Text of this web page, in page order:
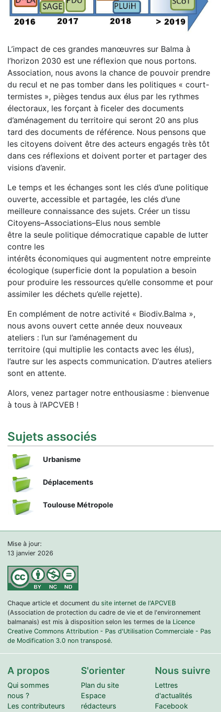
L’impact de ces grandes manœuvres sur Balma à
l’horizon 2030 est une réflexion que nous portons.
Association, nous avons la chance de pouvoir prendre
du recul et ne pas tomber dans les politiques « court-
termistes », pièges tendus aux élus par les rythmes
électoraux, les forçant à ficeler des documents
d’aménagement du territoire qui seront 20 ans plus
tard des documents de référence. Nous pensons que
les citoyens doivent être des acteurs engagés très tôt
dans ces réflexions et doivent porter et partager des
visions d’avenir.
Le temps et les échanges sont les clés d’une politique
ouverte, accessible et partagée, les clés d’une
meilleure connaissance des sujets. Créer un tissu
Citoyens–Associations–Elus nous semble
être la seule politique démocratique capable de lutter
contre les
intérêts économiques qui augmentent notre empreinte
écologique (superficie dont la population a besoin
pour produire les ressources qu’elle consomme et pour
assimiler les déchets qu’elle rejette).
En complément de notre activité « Biodiv.Balma »,
nous avons ouvert cette année deux nouveaux
ateliers : l’un sur l’aménagement du
territoire (qui multiplie les contacts avec les élus),
l’autre sur les aspects communication. D‘autres ateliers
sont en attente.
Alors, venez partager notre enthousiasme : bienvenue
à tous à l’APCVEB !
Sujets associés
Urbanisme
Déplacements
Toulouse Métropole
Mise à jour:
13 janvier 2026
Chaque article et document du site internet de l'APCVEB
(Association de protection du cadre de vie et de l'environnement
balmanais) est mis à disposition selon les termes de la Licence
Creative Commons Attribution - Pas d'Utilisation Commerciale - Pas
de Modification 3.0 non transposé.
A propos
Qui sommes
nous ?
Les contributeurs
S'orienter
Plan du site
Espace
rédacteurs
Nous suivre
Lettres
d'actualités
Facebook